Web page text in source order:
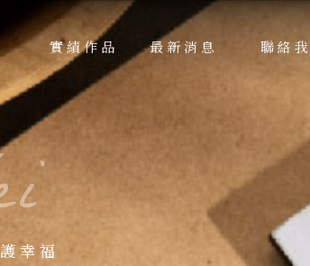
實績作品
WORKS
最新消息
聯絡